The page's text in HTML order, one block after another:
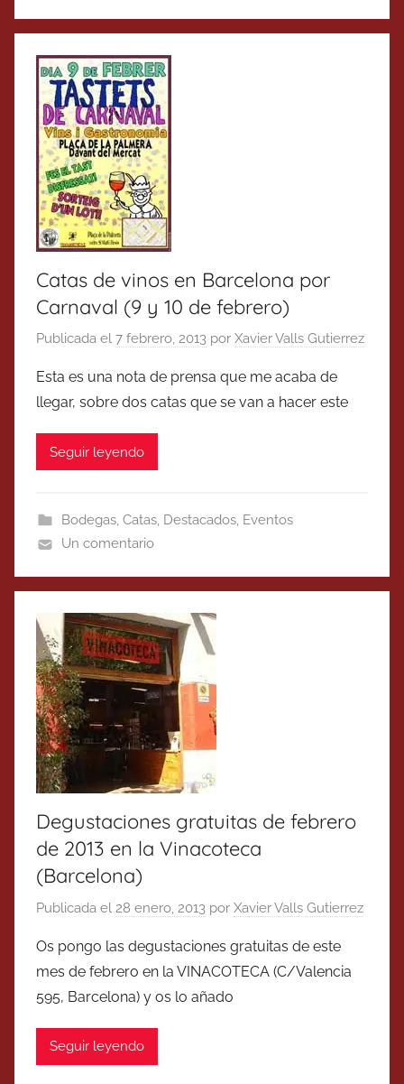
Catas de vinos en Barcelona por
Carnaval (9 y 10 de febrero)
Publicada el 7 febrero, 2013 por Xavier Valls Gutierrez
Esta es una nota de prensa que me acaba de
llegar, sobre dos catas que se van a hacer este
Seguir leyendo
Bodegas, Catas, Destacados, Eventos
Un comentario
Degustaciones gratuitas de febrero
de 2013 en la Vinacoteca
(Barcelona)
Publicada el 28 enero, 2013 por Xavier Valls Gutierrez
Os pongo las degustaciones gratuitas de este
mes de febrero en la VINACOTECA (C/Valencia
595, Barcelona) y os lo añado
Seguir leyendo